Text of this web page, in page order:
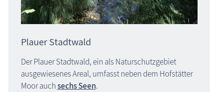
Plauer Stadtwald
Der Plauer Stadtwald, ein als Naturschutzgebiet
ausgewiesenes Areal, umfasst neben dem Hofstätter
Moor auchsechs Seen.